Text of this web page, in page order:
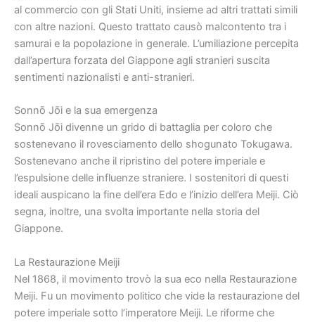
al commercio con gli Stati Uniti, insieme ad altri trattati simili
con altre nazioni. Questo trattato causò malcontento tra i
samurai e la popolazione in generale. L’umiliazione percepita
dall’apertura forzata del Giappone agli stranieri suscita
sentimenti nazionalisti e anti-stranieri.
Sonnō Jōi e la sua emergenza
Sonnō Jōi divenne un grido di battaglia per coloro che
sostenevano il rovesciamento dello shogunato Tokugawa.
Sostenevano anche il ripristino del potere imperiale e
l’espulsione delle influenze straniere. I sostenitori di questi
ideali auspicano la fine dell’era Edo e l’inizio dell’era Meiji. Ciò
segna, inoltre, una svolta importante nella storia del
Giappone.
La Restaurazione Meiji
Nel 1868, il movimento trovò la sua eco nella Restaurazione
Meiji. Fu un movimento politico che vide la restaurazione del
potere imperiale sotto l’imperatore Meiji. Le riforme che